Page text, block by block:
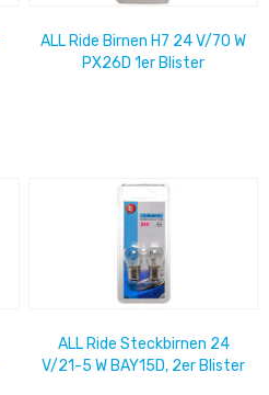
ALL Ride Birnen H7 24 V/70 W
PX26D 1er Blister
ALL Ride Steckbirnen 24
V/21-5 W BAY15D, 2er Blister